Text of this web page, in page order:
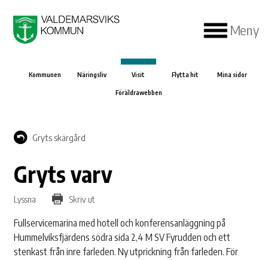
Meny
Kommunen Näringsliv Visit Flytta hit Mina sidor
Föräldrawebben
Gryts skärgård
Gryts varv
Lyssna Skriv ut
Fullservicemarina med hotell och konferensanläggning på
Hummelviksfjärdens södra sida 2,4 M SV Fyrudden och ett
stenkast från inre farleden. Ny utprickning från farleden. För